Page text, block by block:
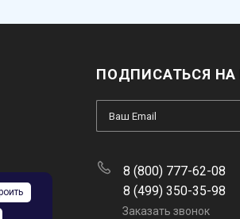
ПОДПИСАТЬСЯ НА
8 (800) 777-62-08
8 (499) 350-35-98
Заказать звонок